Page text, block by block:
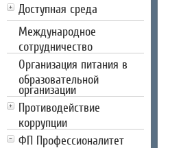
Доступная среда
Международное
сотрудничество
Организация питания в
образовательной
организации
Противодействие
коррупции
ФП Профессионалитет